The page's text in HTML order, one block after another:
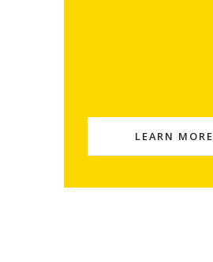
LEARN MORE